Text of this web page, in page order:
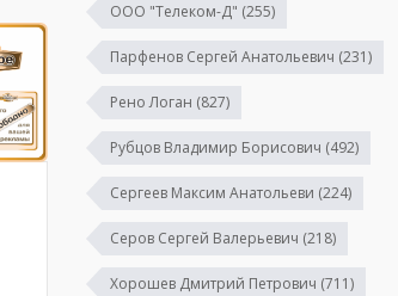
ООО "Телеком-Д" (255)
Парфенов Сергей Анатольевич (231)
Рено Логан (827)
Рубцов Владимир Борисович (492)
Сергеев Максим Анатольеви (224)
Серов Сергей Валерьевич (218)
Хорошев Дмитрий Петрович (711)